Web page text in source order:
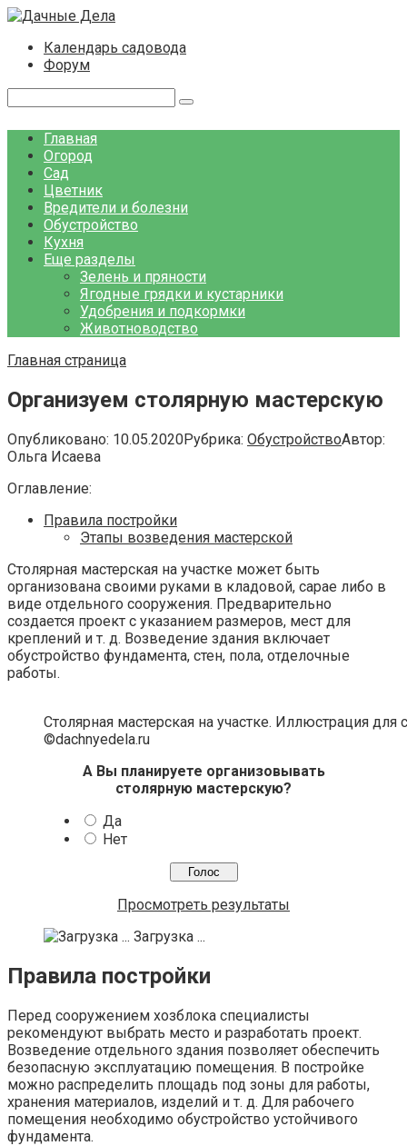
Перейти
контентуКалендарь садовода
Форум
Главная
Огород
Сад
Цветник
Вредители и болезни
Обустройство
Кухня
Еще разделы
Зелень и пряности
Ягодные грядки и кустарники
Удобрения и подкормки
Животноводство
Главная страница
Организуем столярную мастерскую
Опубликовано: 10.05.2020Рубрика: ОбустройствоАвтор:
Ольга Исаева
Оглавление:
Правила постройки
Этапы возведения мастерской
Столярная мастерская на участке может быть
организована своими руками в кладовой, сарае либо в
виде отдельного сооружения. Предварительно
создается проект с указанием размеров, мест для
креплений и т. д. Возведение здания включает
обустройство фундамента, стен, пола, отделочные
работы.
Столярная мастерская на участке. Иллюстрация для
©dachnyedela.ru
А Вы планируете организовывать
столярную мастерскую?
Да
Нет
Просмотреть результаты
Загрузка ...
Правила постройки
Перед сооружением хозблока специалисты
рекомендуют выбрать место и разработать проект.
Возведение отдельного здания позволяет обеспечить
безопасную эксплуатацию помещения. В постройке
можно распределить площадь под зоны для работы,
хранения материалов, изделий и т. д. Для рабочего
помещения необходимо обустройство устойчивого
фундамента.